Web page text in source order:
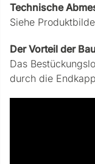
Technische
Siehe
Der Vorteil der
Das
durch die